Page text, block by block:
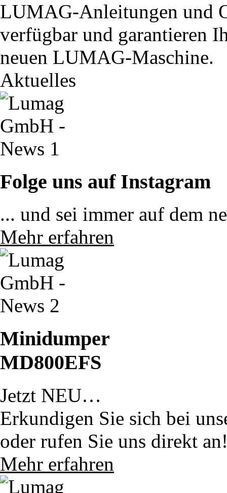
LUMAG-Anleitungen und
verfügbar und garantieren
neuen LUMAG-Maschine.
Aktuelles
Folge uns auf Instagram
... und sei immer auf dem
Mehr erfahren
Minidumper
MD800EFS
Jetzt NEU…
Erkundigen Sie sich bei
oder rufen Sie uns direkt
Mehr erfahren